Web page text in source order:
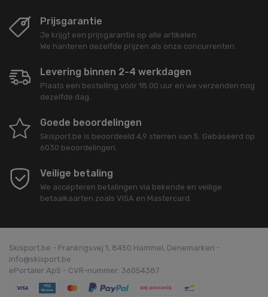
Prijsgarantie
Je krijgt een prijsgarantie op alle artikelen.
We hanteren dezelfde prijzen als onze concurrenten.
Levering binnen 2-4 werkdagen
Plaats een bestelling vóór 18.00 uur en we verzenden nog
dezelfde dag.
Goede beoordelingen
Skisport.be is beoordeeld 4,9 sterren van 5. Gebaseerd op
6030 beoordelingen.
Veilige betaling
We accepteren betalingen via bekende en veilige
betaalkaarten zoals VISA en Mastercard.
Skisport.be - Frankrigsvej 1, 8450 Hammel, Denemarken -
info@skisport.be
ePortaler ApS - CVR-nummer: 36054387